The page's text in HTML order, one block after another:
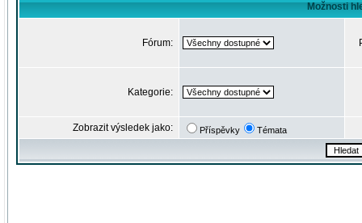
Možnosti
Fórum:
Kategorie:
Zobrazit výsledek jako: Příspěvky Témata